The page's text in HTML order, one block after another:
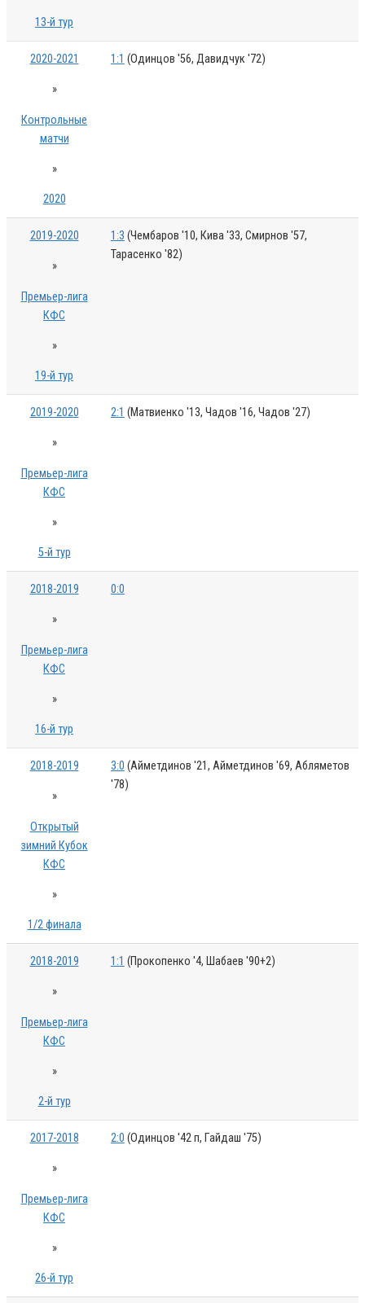
13-й тур
2020-2021
»
Контрольные
матчи
»
2020
1:1 (Одинцов '56, Давидчук '72)
2019-2020
»
Премьер-лига
КФС
»
19-й тур
1:3 (Чембаров '10, Кива '33, Смирнов '57,
Тарасенко '82)
2019-2020
»
Премьер-лига
КФС
»
5-й тур
2:1 (Матвиенко '13, Чадов '16, Чадов '27)
2018-2019
»
Премьер-лига
КФС
»
16-й тур
0:0
2018-2019
»
Открытый
зимний Кубок
КФС
»
1/2 финала
3:0 (Айметдинов '21, Айметдинов '69, Абляметов
'78)
2018-2019
»
Премьер-лига
КФС
»
2-й тур
1:1 (Прокопенко '4, Шабаев '90+2)
2017-2018
»
Премьер-лига
КФС
»
26-й тур
2:0 (Одинцов '42 п, Гайдаш '75)